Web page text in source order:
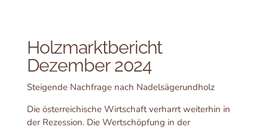
Holzmarktbericht
Dezember 2024
Steigende Nachfrage nach Nadelsägerundholz
Die österreichische Wirtschaft verharrt weiterhin in
der Rezession. Die Wertschöpfung in der